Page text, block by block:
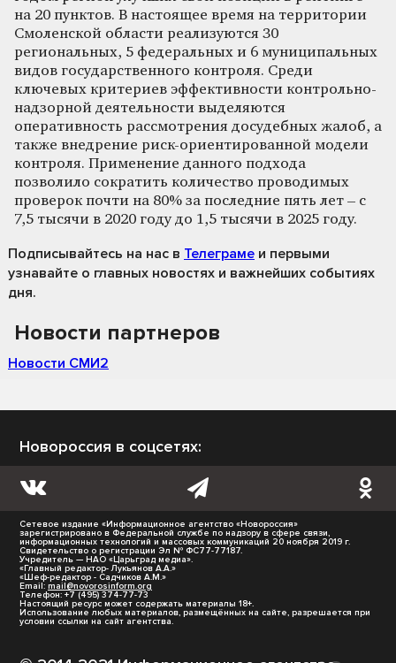
на 20 пунктов. В настоящее время на территории
Смоленской области реализуются 30
региональных, 5 федеральных и 6 муниципальных
видов государственного контроля. Среди
ключевых критериев эффективности контрольно-
надзорной деятельности выделяются
оперативность рассмотрения досудебных жалоб, а
также внедрение риск-ориентированной модели
контроля. Применение данного подхода
позволило сократить количество проводимых
проверок почти на 80% за последние пять лет – с
7,5 тысячи в 2020 году до 1,5 тысячи в 2025 году.
Подписывайтесь на нас в Телеграме и первыми
узнавайте о главных новостях и важнейших событиях
дня.
Новости партнеров
Новости СМИ2
Новороссия в соцсетях:
Сетевое издание «Информационное агентство «Новороссия»
зарегистрировано в Федеральной службе по надзору в сфере связи,
информационных технологий и массовых коммуникаций 20 ноября 2019 г.
Свидетельство о регистрации Эл № ФС77-77187.
Учредитель — НАО «Царьград медиа».
«Главный редактор- Лукьянов А.А.»
«Шеф-редактор - Садчиков А.М.»
Email: mail@novorosinform.org
Телефон: +7 (495) 374-77-73
Настоящий ресурс может содержать материалы 18+.
Использование любых материалов, размещённых на сайте, разрешается при
условии ссылки на сайт агентства.